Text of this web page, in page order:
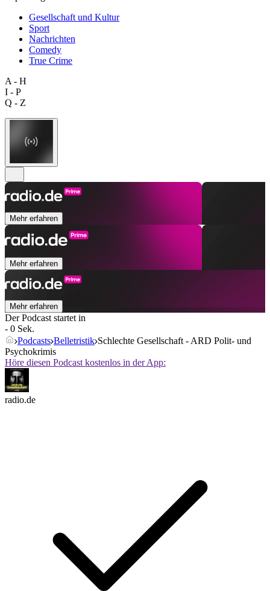
Gesellschaft und Kultur
Sport
Nachrichten
Comedy
True Crime
A - H
I - P
Q - Z
Mehr erfahren
Mehr erfahren
Mehr erfahren
Der Podcast startet in
- 0 Sek.
Podcasts Belletristik Schlechte Gesellschaft - ARD Polit- und
Psychokrimis
Höre diesen Podcast kostenlos in der App:
radio.de